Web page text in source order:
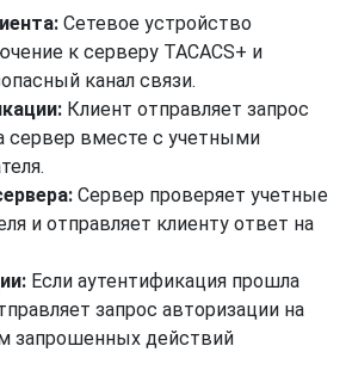
Сетевое устройство
к серверу TACACS+ и
канал связи.
Клиент отправляет запрос
сервер вместе с учетными
Сервер проверяет учетные
и отправляет клиенту ответ на
Если аутентификация прошла
запрос авторизации на
запрошенных действий